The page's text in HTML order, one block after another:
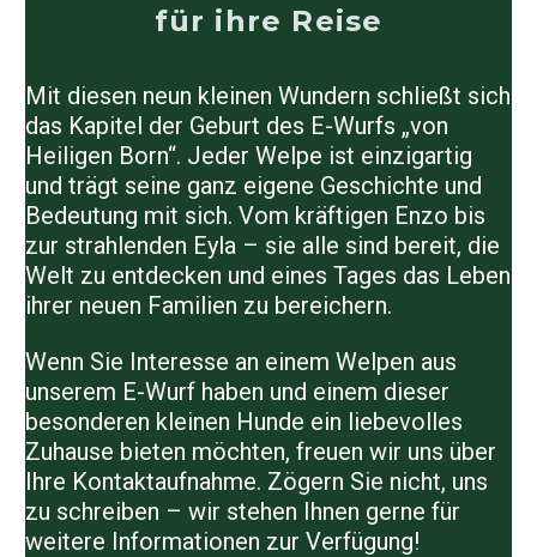
für ihre Reise
Mit diesen neun kleinen Wundern schließt sich
das Kapitel der Geburt des E-Wurfs „von
Heiligen Born“. Jeder Welpe ist einzigartig
und trägt seine ganz eigene Geschichte und
Bedeutung mit sich. Vom kräftigen Enzo bis
zur strahlenden Eyla – sie alle sind bereit, die
Welt zu entdecken und eines Tages das Leben
ihrer neuen Familien zu bereichern.
Wenn Sie Interesse an einem Welpen aus
unserem E-Wurf haben und einem dieser
besonderen kleinen Hunde ein liebevolles
Zuhause bieten möchten, freuen wir uns über
Ihre Kontaktaufnahme. Zögern Sie nicht, uns
zu schreiben – wir stehen Ihnen gerne für
weitere Informationen zur Verfügung!